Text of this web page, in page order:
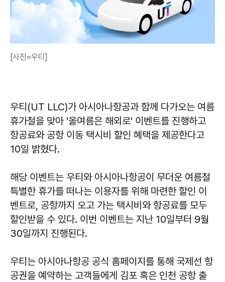
[사진=우티]
우티(UT LLC)가 아시아나항공과 함께 다가오는 여름
휴가철을 맞아 '올여름은 해외로' 이벤트를 진행하고
항공료와 공항 이동 택시비 할인 혜택을 제공한다고
10일 밝혔다.
해당 이벤트는 우티와 아시아나항공이 무더운 여름철
특별한 휴가를 떠나는 이용자를 위해 마련한 할인 이
벤트로, 공항까지 오고 가는 택시비와 항공료를 모두
할인받을 수 있다. 이번 이벤트는 지난 10일부터 9월
30일까지 진행된다.
우티는 아시아나항공 공식 홈페이지를 통해 국제선 항
공권을 예약하는 고객들에게 김포 혹은 인천 공항 출